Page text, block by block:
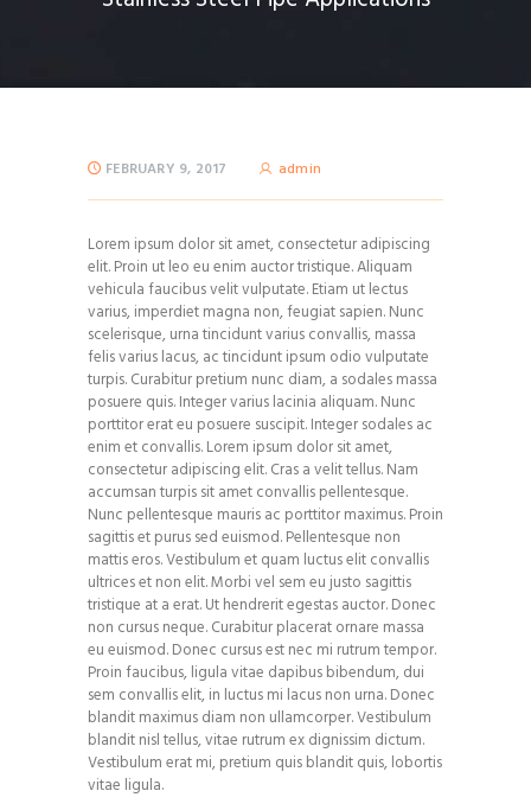
FEBRUARY 9, 2017 admin
Lorem ipsum dolor sit amet, consectetur adipiscing
elit. Proin ut leo eu enim auctor tristique. Aliquam
vehicula faucibus velit vulputate. Etiam ut lectus
varius, imperdiet magna non, feugiat sapien. Nunc
scelerisque, urna tincidunt varius convallis, massa
felis varius lacus, ac tincidunt ipsum odio vulputate
turpis. Curabitur pretium nunc diam, a sodales massa
posuere quis. Integer varius lacinia aliquam. Nunc
porttitor erat eu posuere suscipit. Integer sodales ac
enim et convallis. Lorem ipsum dolor sit amet,
consectetur adipiscing elit. Cras a velit tellus. Nam
accumsan turpis sit amet convallis pellentesque.
Nunc pellentesque mauris ac porttitor maximus. Proin
sagittis et purus sed euismod. Pellentesque non
mattis eros. Vestibulum et quam luctus elit convallis
ultrices et non elit. Morbi vel sem eu justo sagittis
tristique at a erat. Ut hendrerit egestas auctor. Donec
non cursus neque. Curabitur placerat ornare massa
eu euismod. Donec cursus est nec mi rutrum tempor.
Proin faucibus, ligula vitae dapibus bibendum, dui
sem convallis elit, in luctus mi lacus non urna. Donec
blandit maximus diam non ullamcorper. Vestibulum
blandit nisl tellus, vitae rutrum ex dignissim dictum.
Vestibulum erat mi, pretium quis blandit quis, lobortis
vitae ligula.